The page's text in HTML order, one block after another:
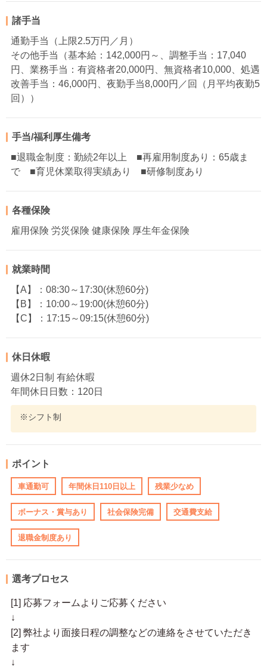
諸手当
通勤手当（上限2.5万円／月）
その他手当（基本給：142,000円～、調整手当：17,040
円、業務手当：有資格者20,000円、無資格者10,000、処遇
改善手当：46,000円、夜勤手当8,000円／回（月平均夜勤5
回））
手当/福利厚生備考
■退職金制度：勤続2年以上 ■再雇用制度あり：65歳ま
で ■育児休業取得実績あり ■研修制度あり
各種保険
雇用保険 労災保険 健康保険 厚生年金保険
就業時間
【A】：08:30～17:30(休憩60分)
【B】：10:00～19:00(休憩60分)
【C】：17:15～09:15(休憩60分)
休日休暇
週休2日制 有給休暇
年間休日日数：120日
※シフト制
ポイント
車通勤可 年間休日110日以上 残業少なめ
ボーナス・賞与あり 社会保険完備 交通費支給
退職金制度あり
選考プロセス
[1] 応募フォームよりご応募ください
↓
[2] 弊社より面接日程の調整などの連絡をさせていただき
ます
↓